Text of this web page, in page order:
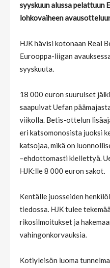
syyskuun alussa pelattuun
lohkovaiheen
HJK hävisi kotonaan Real
Eurooppa-liigan
syyskuuta.
18 000 euron suuruiset
saapuivat Uefan
viikolla. Betis-ottelun
eri katsomonosista juoksi
katsojaa, mikä on
–ehdottomasti kiellettyä.
HJK:lle 8 000 euron sakot.
Kentälle juosseiden
tiedossa. HJK tulee
rikosilmoitukset ja
vahingonkorvauksia.
Kotiyleisön luoma